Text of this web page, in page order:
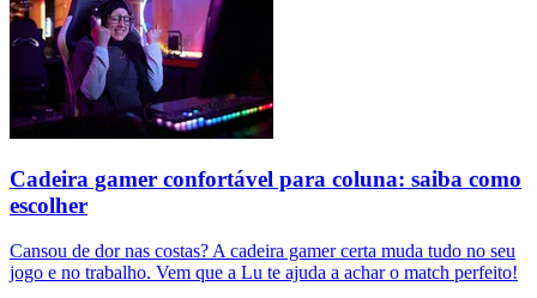
Cadeira gamer confortável para coluna: saiba como
escolher
Cansou de dor nas costas? A cadeira gamer certa muda tudo no seu
jogo e no trabalho. Vem que a Lu te ajuda a achar o match perfeito!